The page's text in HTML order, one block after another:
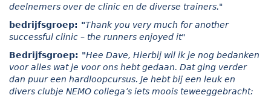
deelnemers over de clinic en de diverse trainers."
bedrijfsgroep: "Thank you very much for another
successful clinic – the runners enjoyed it"
Bedrijfsgroep: "Hee Dave, Hierbij wil ik je nog bedanken
voor alles wat je voor ons hebt gedaan. Dat ging verder
dan puur een hardloopcursus. Je hebt bij een leuk en
divers clubje NEMO collega’s iets moois teweeggebracht: